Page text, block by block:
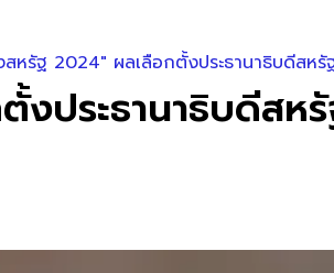
สหรัฐ 2024" ผลเลือกตั้งประธานาธิบดีสห
ประธานาธิบดีสห